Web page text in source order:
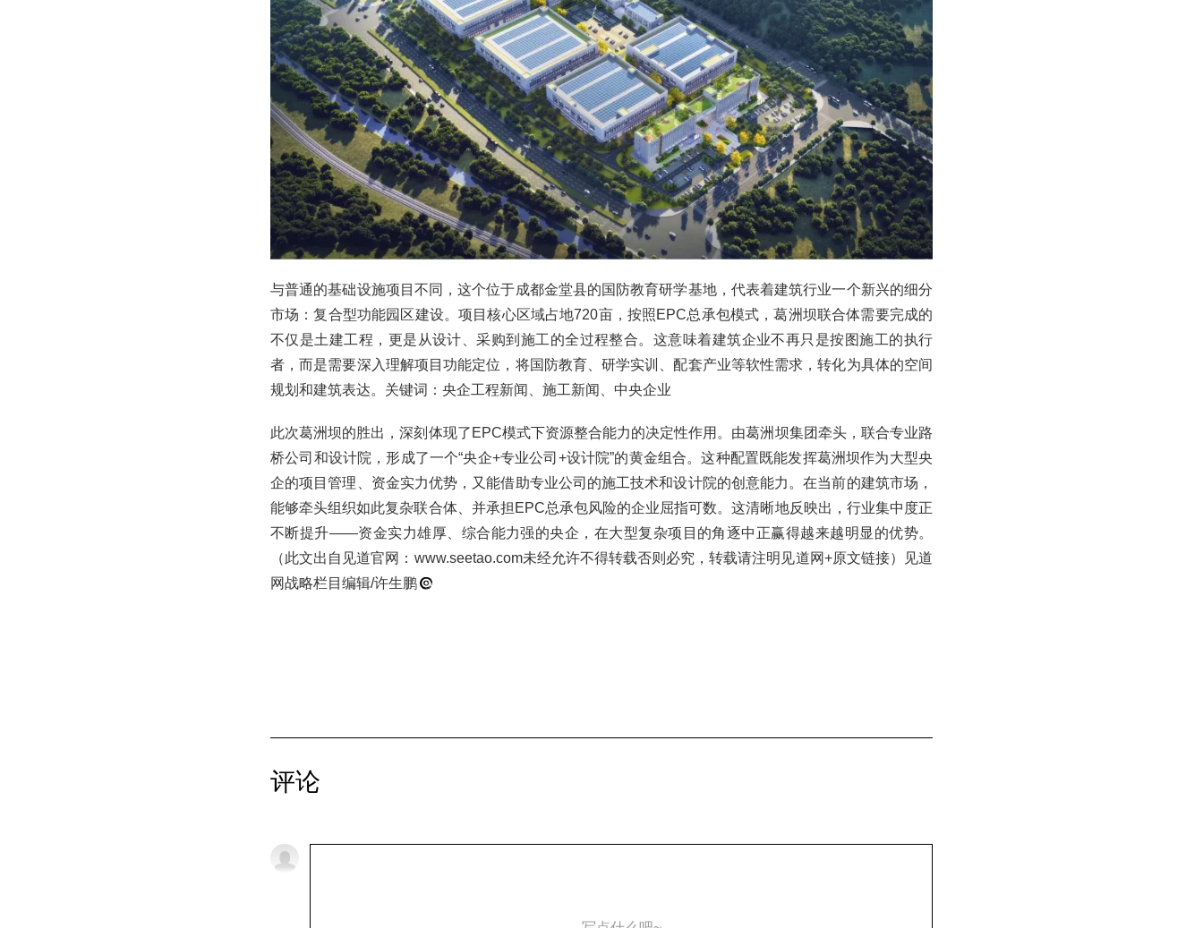
与普通的基础设施项目不同，这个位于成都金堂县的国防教育研学基地，代表着建筑行业一个新兴的细分
市场：复合型功能园区建设。项目核心区域占地720亩，按照EPC总承包模式，葛洲坝联合体需要完成的
不仅是土建工程，更是从设计、采购到施工的全过程整合。这意味着建筑企业不再只是按图施工的执行
者，而是需要深入理解项目功能定位，将国防教育、研学实训、配套产业等软性需求，转化为具体的空间
规划和建筑表达。关键词：央企工程新闻、施工新闻、中央企业
此次葛洲坝的胜出，深刻体现了EPC模式下资源整合能力的决定性作用。由葛洲坝集团牵头，联合专业路
桥公司和设计院，形成了一个“央企+专业公司+设计院”的黄金组合。这种配置既能发挥葛洲坝作为大型央
企的项目管理、资金实力优势，又能借助专业公司的施工技术和设计院的创意能力。在当前的建筑市场，
能够牵头组织如此复杂联合体、并承担EPC总承包风险的企业屈指可数。这清晰地反映出，行业集中度正
不断提升——资金实力雄厚、综合能力强的央企，在大型复杂项目的角逐中正赢得越来越明显的优势。
（此文出自见道官网：www.seetao.com未经允许不得转载否则必究，转载请注明见道网+原文链接）见道
网战略栏目编辑/许生鹏
评论